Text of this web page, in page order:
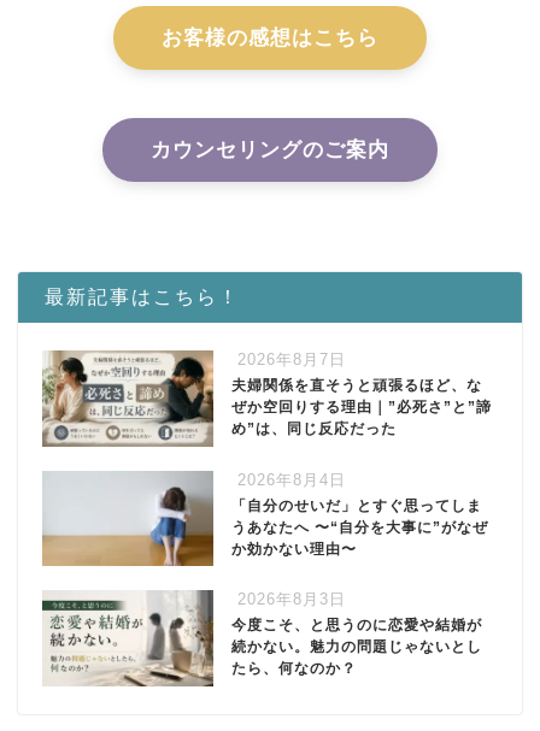
お客様の感想はこちら
カウンセリングのご案内
最新記事はこちら！
2026年8月7日
夫婦関係を直そうと頑張るほど、な
ぜか空回りする理由｜”必死さ”と”諦
め”は、同じ反応だった
2026年8月4日
「自分のせいだ」とすぐ思ってしま
うあなたへ 〜“自分を大事に”がなぜ
か効かない理由〜
2026年8月3日
今度こそ、と思うのに恋愛や結婚が
続かない。魅力の問題じゃないとし
たら、何なのか？